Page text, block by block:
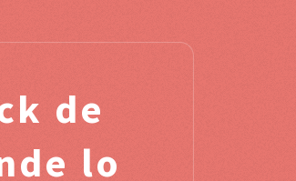
de
lo